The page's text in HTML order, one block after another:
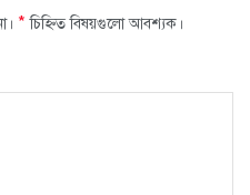
* চিহ্নিত বিষয়গুলো আবশ্যক।